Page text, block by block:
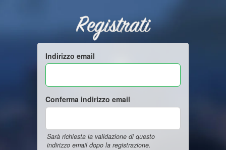
Registrati
Indirizzo email
Conferma indirizzo email
Sarà richiesta la validazione di questo
indirizzo email dopo la registrazione.